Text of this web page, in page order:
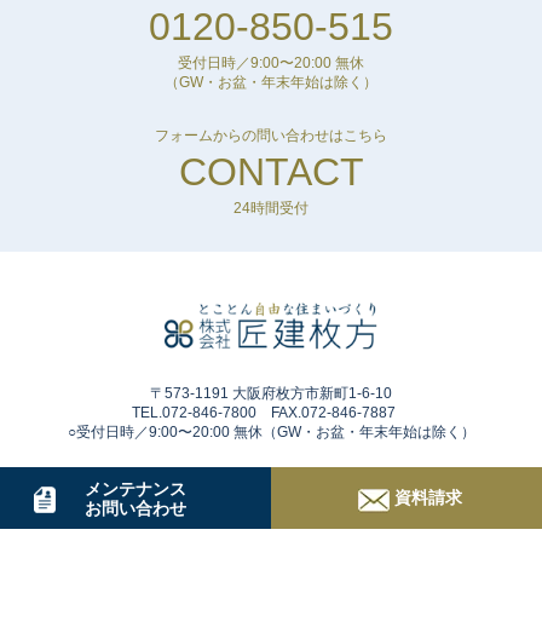
0120-850-515
受付日時／9:00〜20:00 無休
（GW・お盆・年末年始は除く）
フォームからの問い合わせはこちら
CONTACT
24時間受付
〒573-1191 大阪府枚方市新町1-6-10
TEL.072-846-7800 FAX.072-846-7887
○受付日時／9:00〜20:00 無休（GW・お盆・年末年始は除く）
メンテナンス
お問い合わせ
資料請求